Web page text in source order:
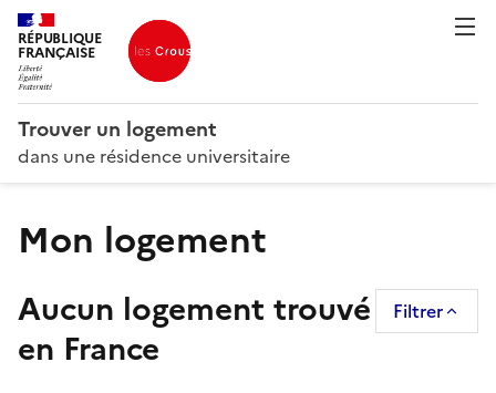
RÉPUBLIQUE
FRANÇAISE
Trouver un logement
dans une résidence universitaire
Mon logement
Aucun logement trouvé
en France
Filtrer
Mon logement - résultats de recherche - page 0 sur 0 -